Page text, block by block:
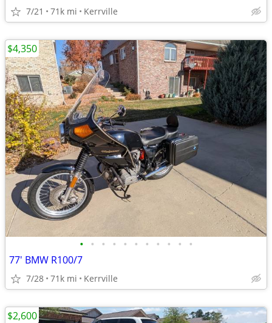
7/21 71k mi Kerrville
• • • • • • • • • • •
77' BMW R100/7
7/28 71k mi Kerrville
$4,350
$2,600